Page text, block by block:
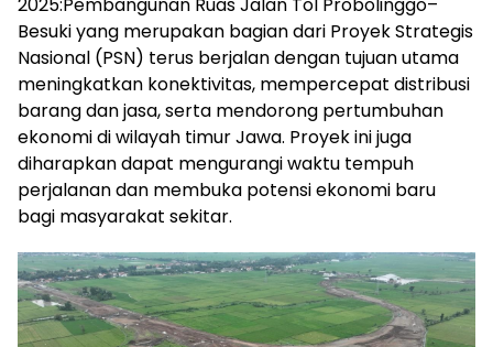
Besuki yang merupakan bagian dari Proyek Strategis
Nasional (PSN) terus berjalan dengan tujuan utama
meningkatkan konektivitas, mempercepat distribusi
barang dan jasa, serta mendorong pertumbuhan
ekonomi di wilayah timur Jawa. Proyek ini juga
diharapkan dapat mengurangi waktu tempuh
perjalanan dan membuka potensi ekonomi baru
bagi masyarakat sekitar.